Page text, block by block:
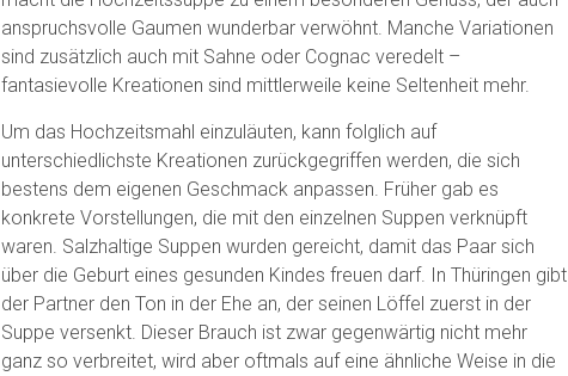
anspruchsvolle Gaumen wunderbar verwöhnt. Manche Variationen
sind zusätzlich auch mit Sahne oder Cognac veredelt –
fantasievolle Kreationen sind mittlerweile keine Seltenheit mehr.
Um das Hochzeitsmahl einzuläuten, kann folglich auf
unterschiedlichste Kreationen zurückgegriffen werden, die sich
bestens dem eigenen Geschmack anpassen. Früher gab es
konkrete Vorstellungen, die mit den einzelnen Suppen verknüpft
waren. Salzhaltige Suppen wurden gereicht, damit das Paar sich
über die Geburt eines gesunden Kindes freuen darf. In Thüringen gibt
der Partner den Ton in der Ehe an, der seinen Löffel zuerst in der
Suppe versenkt. Dieser Brauch ist zwar gegenwärtig nicht mehr
ganz so verbreitet, wird aber oftmals auf eine ähnliche Weise in die